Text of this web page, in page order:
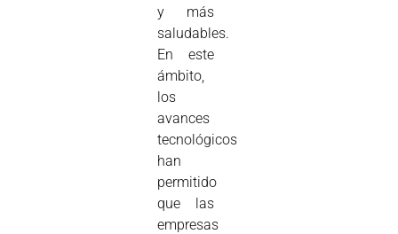
y más
saludables.
En este
ámbito,
los
avances
tecnológicos
han
permitido
que las
empresas